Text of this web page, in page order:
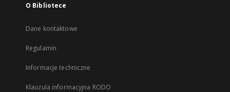
O Bibliotece
Dane kontaktowe
Regulamin
Informacje techniczne
Klauzula informacyjna RODO